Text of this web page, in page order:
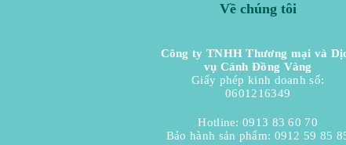
Về chúng tôi
Công ty TNHH Thương mại và
vụ Cánh Đồng Vàng
Giấy phép kinh doanh số:
0601216349
Hotline: 0913 83 60 70
Bảo hành sản phẩm: 0912 59 85